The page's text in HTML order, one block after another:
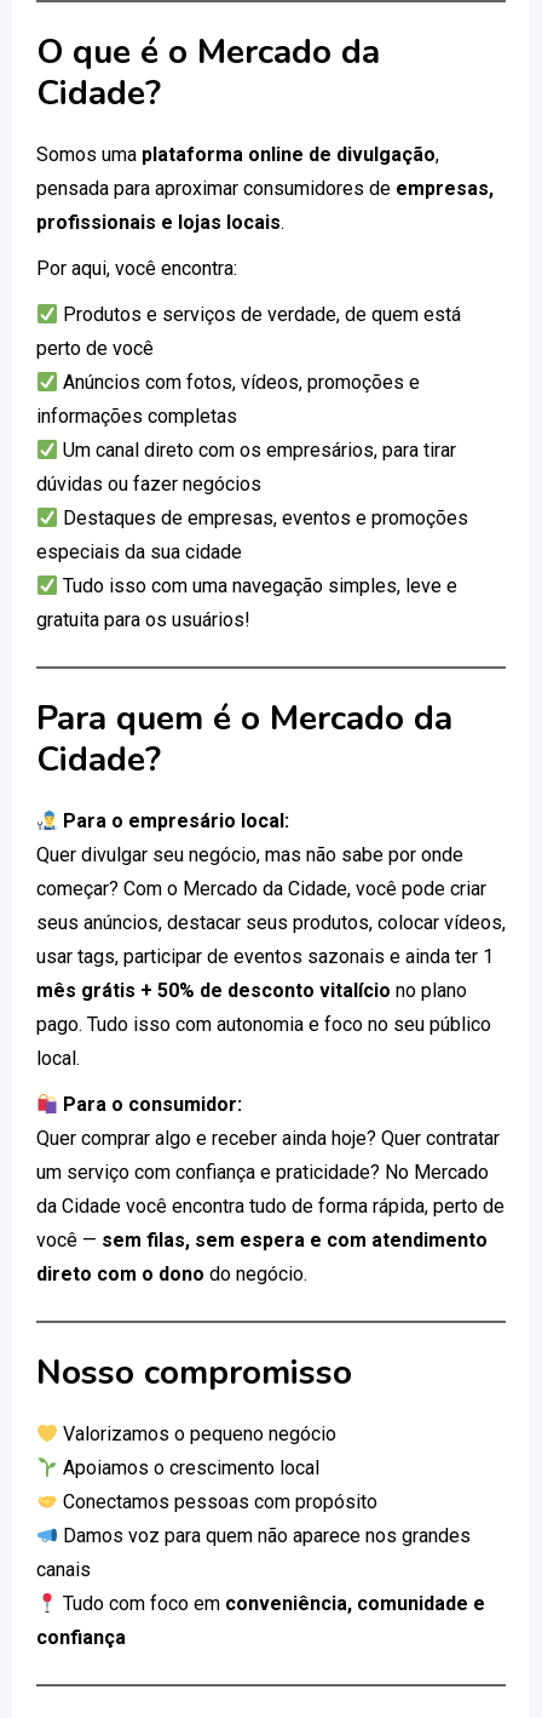
O que é o Mercado da
Cidade?
Somos uma plataforma online de divulgação,
pensada para aproximar consumidores de empresas,
profissionais e lojas locais.
Por aqui, você encontra:
Produtos e serviços de verdade, de quem está
perto de você
Anúncios com fotos, vídeos, promoções e
informações completas
Um canal direto com os empresários, para tirar
dúvidas ou fazer negócios
Destaques de empresas, eventos e promoções
especiais da sua cidade
Tudo isso com uma navegação simples, leve e
gratuita para os usuários!
Para quem é o Mercado da
Cidade?
Para o empresário local:
Quer divulgar seu negócio, mas não sabe por onde
começar? Com o Mercado da Cidade, você pode criar
seus anúncios, destacar seus produtos, colocar vídeos,
usar tags, participar de eventos sazonais e ainda ter 1
mês grátis + 50% de desconto vitalício no plano
pago. Tudo isso com autonomia e foco no seu público
local.
Para o consumidor:
Quer comprar algo e receber ainda hoje? Quer contratar
um serviço com confiança e praticidade? No Mercado
da Cidade você encontra tudo de forma rápida, perto de
você — sem filas, sem espera e com atendimento
direto com o dono do negócio.
Nosso compromisso
Valorizamos o pequeno negócio
Apoiamos o crescimento local
Conectamos pessoas com propósito
Damos voz para quem não aparece nos grandes
canais
Tudo com foco em conveniência, comunidade e
confiança